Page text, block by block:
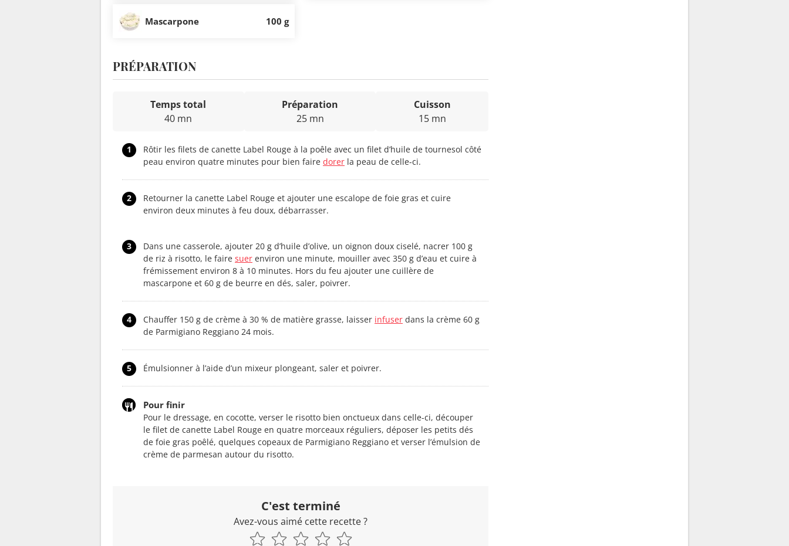
Mascarpone 100 g
PRÉPARATION
Temps total
40 mn
Préparation
25 mn
Cuisson
15 mn
1
Rôtir les filets de canette Label Rouge à la poêle avec un filet d’huile de tournesol côté
peau environ quatre minutes pour bien faire dorer la peau de celle-ci.
2
Retourner la canette Label Rouge et ajouter une escalope de foie gras et cuire
environ deux minutes à feu doux, débarrasser.
3
Dans une casserole, ajouter 20 g d’huile d’olive, un oignon doux ciselé, nacrer 100 g
de riz à risotto, le faire suer environ une minute, mouiller avec 350 g d’eau et cuire à
frémissement environ 8 à 10 minutes. Hors du feu ajouter une cuillère de
mascarpone et 60 g de beurre en dés, saler, poivrer.
4 Chauffer 150 g de crème à 30 % de matière grasse, laisser infuser dans la crème 60 g
de Parmigiano Reggiano 24 mois.
5 Émulsionner à l’aide d’un mixeur plongeant, saler et poivrer.
Pour finir
Pour le dressage, en cocotte, verser le risotto bien onctueux dans celle-ci, découper
le filet de canette Label Rouge en quatre morceaux réguliers, déposer les petits dés
de foie gras poêlé, quelques copeaux de Parmigiano Reggiano et verser l’émulsion de
crème de parmesan autour du risotto.
C'est terminé
Avez-vous aimé cette recette ?